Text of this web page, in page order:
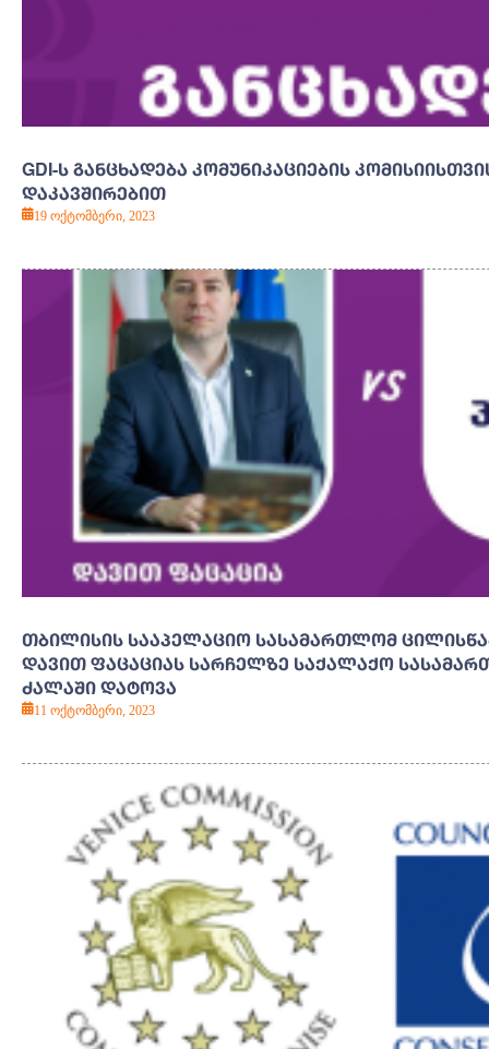
GDI-Ს ᲒᲐᲜᲪᲮᲐᲓᲔᲑᲐ ᲙᲝᲛᲣᲜᲘᲙᲐᲪᲘᲔᲑᲘᲡ
ᲓᲐᲙᲐᲕᲨᲘᲠᲔᲑᲘᲗ
19 ოქტომბერი, 2023
ᲗᲑᲘᲚᲘᲡᲘᲡ ᲡᲐᲐᲞᲔᲚᲐᲪᲘᲝ ᲡᲐᲡᲐᲛᲐᲠᲗᲚᲝᲛ
ᲓᲐᲕᲘᲗ ᲤᲐᲪᲐᲪᲘᲐᲡ ᲡᲐᲠᲩᲔᲚᲖᲔ ᲡᲐᲥᲐᲚᲐᲥᲝ
ᲫᲐᲚᲐᲨᲘ ᲓᲐᲢᲝᲕᲐ
11 ოქტომბერი, 2023